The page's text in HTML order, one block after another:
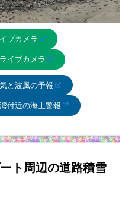
ブカメラ
イブカメラ
と波風の予報
付近の海上警報
ト周辺の道路積雪